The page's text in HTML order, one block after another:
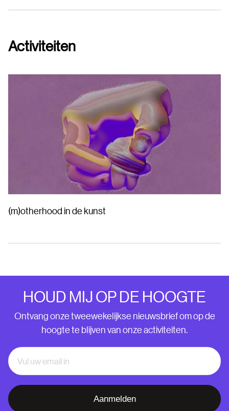
Activiteiten
(m)otherhood in de kunst
HOUD MIJ OP DE HOOGTE
Ontvang onze tweewekelijkse nieuwsbrief om op de
hoogte te blijven van onze activiteiten.
Aanmelden